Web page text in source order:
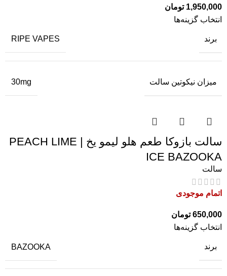
1,950,000 تومان
انتخاب گزینه‌ها
برند RIPE VAPES
میزان نیکوتین سالت 30mg
سالت بازوکا طعم هلو لیمو یخ | PEACH LIME
ICE BAZOOKA
سالت
اتمام موجودی
650,000 تومان
انتخاب گزینه‌ها
برند BAZOOKA